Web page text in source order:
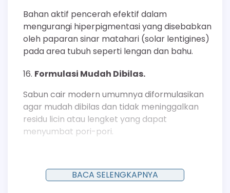
Bahan aktif pencerah efektif dalam
mengurangi hiperpigmentasi yang disebabkan
oleh paparan sinar matahari (solar lentigines)
pada area tubuh seperti lengan dan bahu.
Formulasi Mudah Dibilas.
Sabun cair modern umumnya diformulasikan
agar mudah dibilas dan tidak meninggalkan
residu licin atau lengket yang dapat
menyumbat pori-pori.
Perawatan Selanjutnya.
BACA SELENGKAPNYA